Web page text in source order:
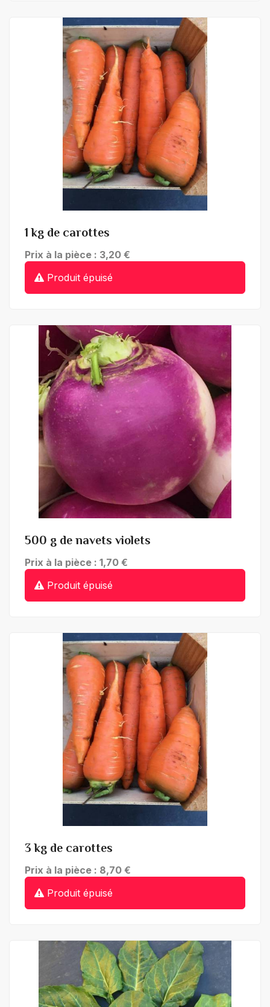
1 kg de carottes
Prix à la pièce : 3,20 €
Produit épuisé
+ de détails
500 g de navets violets
Prix à la pièce : 1,70 €
Produit épuisé
+ de détails
3 kg de carottes
Prix à la pièce : 8,70 €
Produit épuisé
+ de détails